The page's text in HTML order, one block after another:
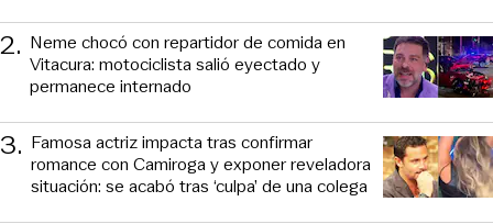
2. Neme chocó con repartidor de comida en
Vitacura: motociclista salió eyectado y
permanece internado
3. Famosa actriz impacta tras confirmar
romance con Camiroga y exponer reveladora
situación: se acabó tras ‘culpa’ de una colega